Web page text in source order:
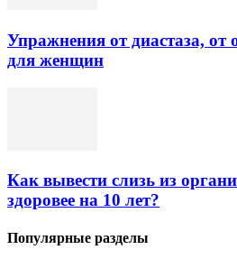
Упражнения от диастаза, от
для женщин
Как вывести слизь из
здоровее на 10 лет?
Популярные разделы